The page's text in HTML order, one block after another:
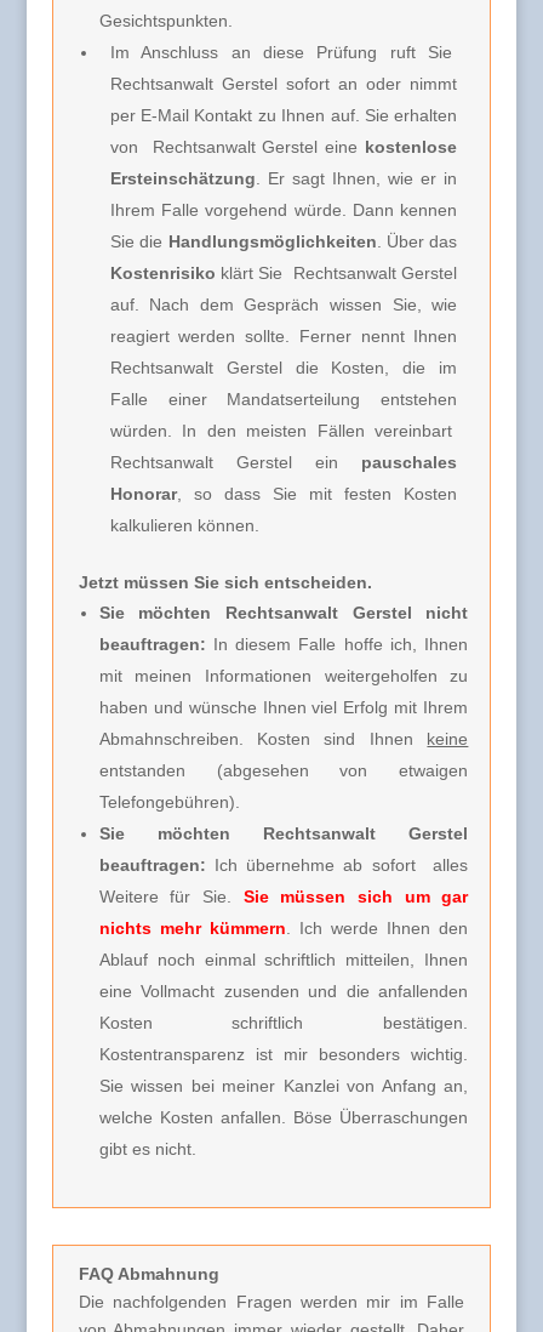
Gesichtspunkten.
Im Anschluss an diese Prüfung ruft Sie
Rechtsanwalt Gerstel sofort an oder nimmt
per E-Mail Kontakt zu Ihnen auf. Sie erhalten
von
Rechtsanwalt Gerstel eine kostenlose
Ersteinschätzung . Er sagt Ihnen, wie er in
Ihrem Falle vorgehend würde. Dann kennen
Sie die Handlungsmöglichkeiten . Über das
Kostenrisiko klärt Sie
Rechtsanwalt Gerstel
auf. Nach dem Gespräch wissen Sie, wie
reagiert werden sollte. Ferner nennt Ihnen
Rechtsanwalt Gerstel die Kosten, die im
Falle einer Mandatserteilung entstehen
würden. In den meisten Fällen vereinbart
Rechtsanwalt Gerstelein pauschales
Honorar, so dass Sie mit festen Kosten
kalkulieren können.
Jetzt müssen Sie sich entscheiden.
Sie möchten Rechtsanwalt Gerstel nicht
beauftragen: In diesem Falle hoffe ich, Ihnen
mit meinen Informationen weitergeholfen zu
haben und wünsche Ihnen viel Erfolg mit Ihrem
Abmahnschreiben. Kosten sind Ihnen keine
entstanden (abgesehen von etwaigen
Telefongebühren).
Sie möchten Rechtsanwalt Gerstel
beauftragen: Ich übernehme ab sofort alles
Weitere für Sie. Sie müssen sich um gar
nichts mehr kümmern . Ich werde Ihnen den
Ablauf noch einmal schriftlich mitteilen, Ihnen
eine Vollmacht zusenden und die anfallenden
Kosten schriftlich bestätigen.
Kostentransparenz ist mir besonders wichtig.
Sie wissen bei meiner Kanzlei von Anfang an,
welche Kosten anfallen. Böse Überraschungen
gibt es nicht.
FAQ Abmahnung
Die nachfolgenden Fragen werden mir im Falle